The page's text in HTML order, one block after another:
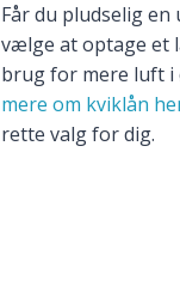
Får du pludselig
vælge at optage et
brug for mere luft i
mere om kviklån
rette valg for dig.